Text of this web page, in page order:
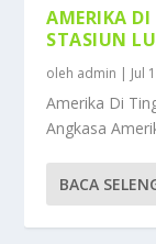
AMERIKA
STASIUN
oleh admin | Jul
Amerika Di
Angkasa
BACA